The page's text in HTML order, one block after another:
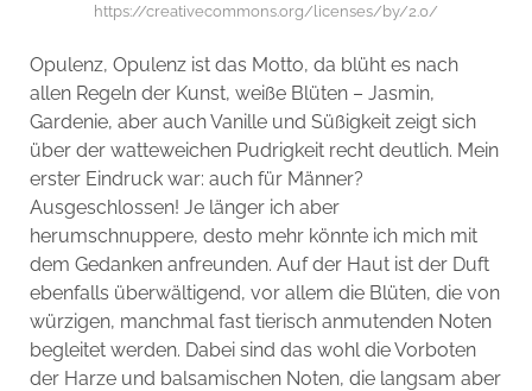
https://creativecommons.org/licenses/by/2.0/
Opulenz, Opulenz ist das Motto, da blüht es nach
allen Regeln der Kunst, weiße Blüten – Jasmin,
Gardenie, aber auch Vanille und Süßigkeit zeigt sich
über der watteweichen Pudrigkeit recht deutlich. Mein
erster Eindruck war: auch für Männer?
Ausgeschlossen! Je länger ich aber
herumschnuppere, desto mehr könnte ich mich mit
dem Gedanken anfreunden. Auf der Haut ist der Duft
ebenfalls überwältigend, vor allem die Blüten, die von
würzigen, manchmal fast tierisch anmutenden Noten
begleitet werden. Dabei sind das wohl die Vorboten
der Harze und balsamischen Noten, die langsam aber